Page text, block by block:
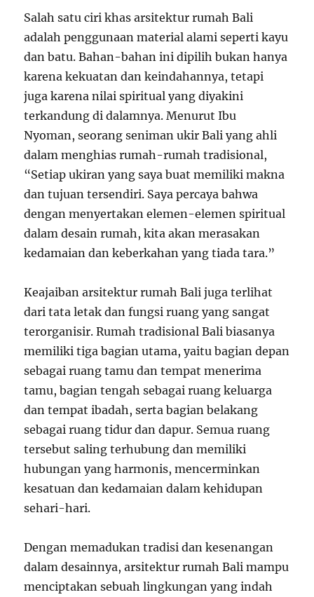
Salah satu ciri khas arsitektur rumah Bali
adalah penggunaan material alami seperti kayu
dan batu. Bahan-bahan ini dipilih bukan hanya
karena kekuatan dan keindahannya, tetapi
juga karena nilai spiritual yang diyakini
terkandung di dalamnya. Menurut Ibu
Nyoman, seorang seniman ukir Bali yang ahli
dalam menghias rumah-rumah tradisional,
“Setiap ukiran yang saya buat memiliki makna
dan tujuan tersendiri. Saya percaya bahwa
dengan menyertakan elemen-elemen spiritual
dalam desain rumah, kita akan merasakan
kedamaian dan keberkahan yang tiada tara.”
Keajaiban arsitektur rumah Bali juga terlihat
dari tata letak dan fungsi ruang yang sangat
terorganisir. Rumah tradisional Bali biasanya
memiliki tiga bagian utama, yaitu bagian depan
sebagai ruang tamu dan tempat menerima
tamu, bagian tengah sebagai ruang keluarga
dan tempat ibadah, serta bagian belakang
sebagai ruang tidur dan dapur. Semua ruang
tersebut saling terhubung dan memiliki
hubungan yang harmonis, mencerminkan
kesatuan dan kedamaian dalam kehidupan
sehari-hari.
Dengan memadukan tradisi dan kesenangan
dalam desainnya, arsitektur rumah Bali mampu
menciptakan sebuah lingkungan yang indah